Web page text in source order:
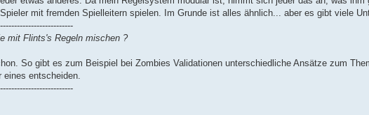
mit fremden Spielleitern spielen. Im Grunde ist alles ähnlich... aber es gibt viele
mit Flints's Regeln mischen ?
So gibt es zum Beispiel bei Zombies Validationen unterschiedliche Ansätze zum
eines entscheiden.